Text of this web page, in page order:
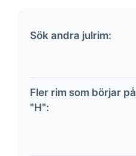
Sök andra julrim:
Fler rim som börjar på
"H":